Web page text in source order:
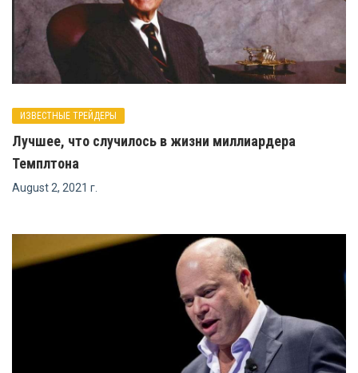
ИЗВЕСТНЫЕ ТРЕЙДЕРЫ
Лучшее, что случилось в жизни миллиардера
Темплтона
August 2, 2021 г.